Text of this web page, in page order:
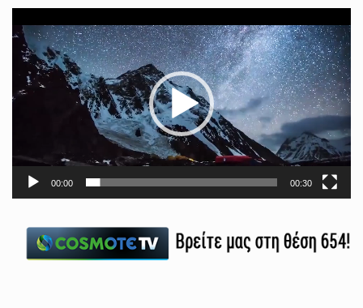
Αναπαραγωγής
Βίντεο
00:00 00:30